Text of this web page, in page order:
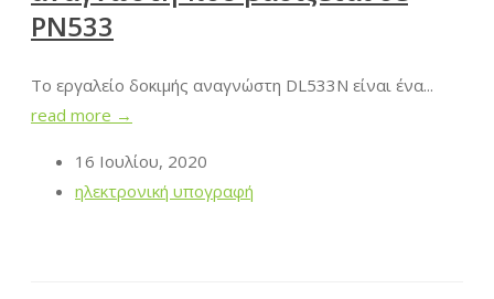
PN533
Το εργαλείο δοκιμής αναγνώστη DL533N είναι ένα...
read more →
16 Ιουλίου, 2020
ηλεκτρονική υπογραφή